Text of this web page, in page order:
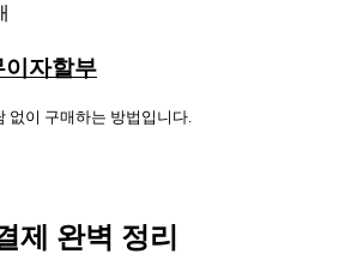
이자할부
없이 구매하는 방법입니다.
제 완벽 정리